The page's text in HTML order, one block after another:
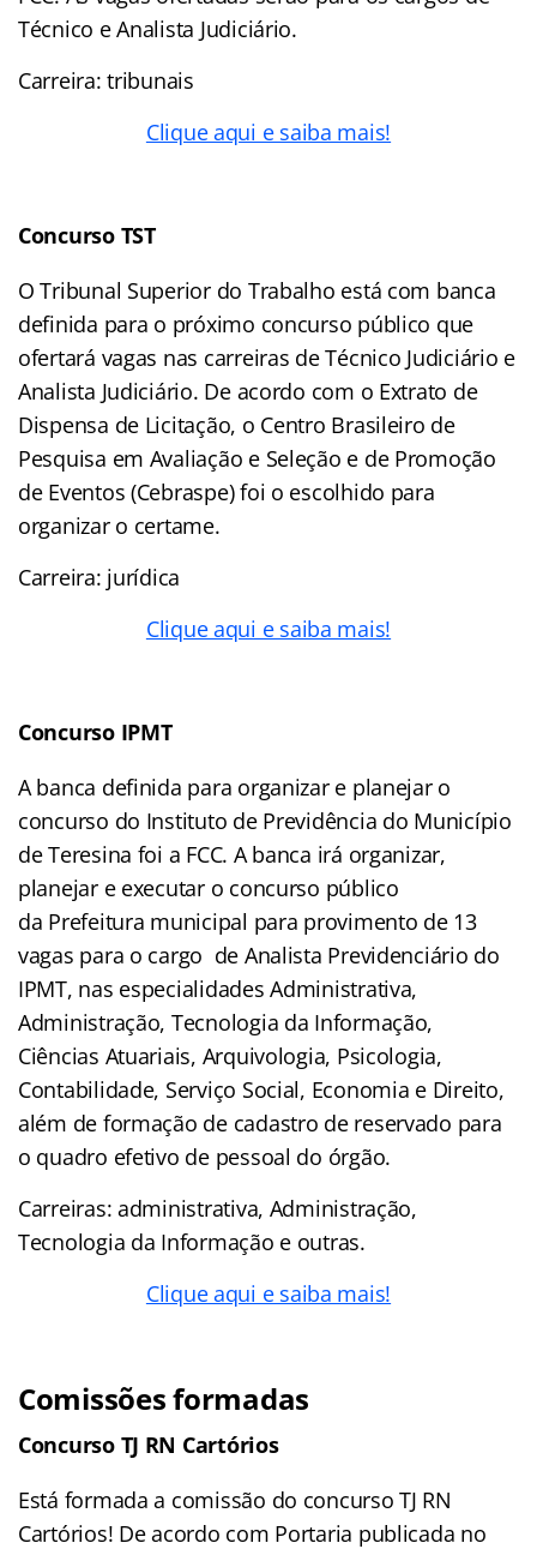
Técnico e Analista Judiciário.
Carreira: tribunais
Clique aqui e saiba mais!
Concurso TST
O Tribunal Superior do Trabalho está com banca
definida para o próximo concurso público que
ofertará vagas nas carreiras de Técnico Judiciário e
Analista Judiciário. De acordo com o Extrato de
Dispensa de Licitação, o Centro Brasileiro de
Pesquisa em Avaliação e Seleção e de Promoção
de Eventos (Cebraspe) foi o escolhido para
organizar o certame.
Carreira: jurídica
Clique aqui e saiba mais!
Concurso IPMT
A banca definida para organizar e planejar o
concurso do Instituto de Previdência do Município
de Teresina foi a FCC. A banca irá organizar,
planejar e executar o concurso público
da Prefeitura municipal para provimento de 13
vagas para o cargo de Analista Previdenciário do
IPMT, nas especialidades Administrativa,
Administração, Tecnologia da Informação,
Ciências Atuariais, Arquivologia, Psicologia,
Contabilidade, Serviço Social, Economia e Direito,
além de formação de cadastro de reservado para
o quadro efetivo de pessoal do órgão.
Carreiras: administrativa, Administração,
Tecnologia da Informação e outras.
Clique aqui e saiba mais!
Comissões formadas
Concurso TJ RN Cartórios
Está formada a comissão do concurso TJ RN
Cartórios! De acordo com Portaria publicada no